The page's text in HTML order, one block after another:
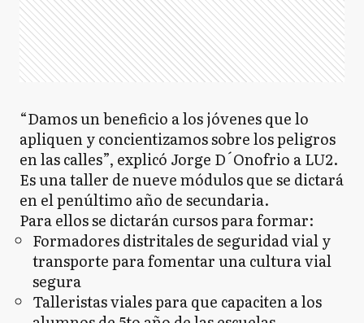
“Damos un beneficio a los jóvenes que lo
apliquen y concientizamos sobre los peligros
en las calles”, explicó Jorge D´Onofrio a LU2.
Es una taller de nueve módulos que se dictará
en el penúltimo año de secundaria.
Para ellos se dictarán cursos para formar:
Formadores distritales de seguridad vial y
transporte para fomentar una cultura vial
segura
Talleristas viales para que capaciten a los